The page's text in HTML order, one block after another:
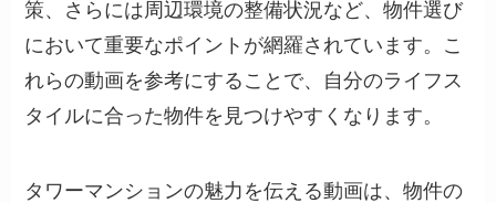
策、さらには周辺環境の整備状況など、物件選び
において重要なポイントが網羅されています。こ
れらの動画を参考にすることで、自分のライフス
タイルに合った物件を見つけやすくなります。
タワーマンションの魅力を伝える動画は、物件の